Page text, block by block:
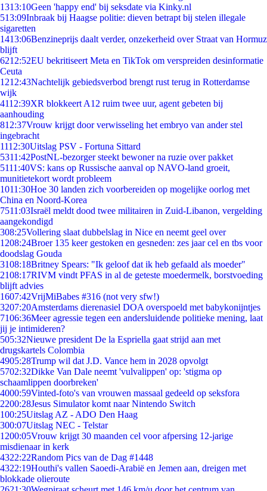
1313:10Geen 'happy end' bij seksdate via Kinky.nl
513:09Inbraak bij Haagse politie: dieven betrapt bij stelen illegale
sigaretten
1413:06Benzineprijs daalt verder, onzekerheid over Straat van Hormuz
blijft
6212:52EU bekritiseert Meta en TikTok om verspreiden desinformatie
Ceuta
1212:43Nachtelijk gebiedsverbod brengt rust terug in Rotterdamse
wijk
4112:39XR blokkeert A12 ruim twee uur, agent gebeten bij
aanhouding
812:37Vrouw krijgt door verwisseling het embryo van ander stel
ingebracht
1112:30Uitslag PSV - Fortuna Sittard
5311:42PostNL-bezorger steekt bewoner na ruzie over pakket
5111:40VS: kans op Russische aanval op NAVO-land groeit,
munitietekort wordt probleem
1011:30Hoe 30 landen zich voorbereiden op mogelijke oorlog met
China en Noord-Korea
7511:03Israël meldt dood twee militairen in Zuid-Libanon, vergelding
aangekondigd
308:25Vollering slaat dubbelslag in Nice en neemt geel over
1208:24Broer 135 keer gestoken en gesneden: zes jaar cel en tbs voor
doodslag Gouda
3108:18Britney Spears: "Ik geloof dat ik heb gefaald als moeder"
2108:17RIVM vindt PFAS in al de geteste moedermelk, borstvoeding
blijft advies
1607:42VrijMiBabes #316 (not very sfw!)
3207:20Amsterdams dierenasiel DOA overspoeld met babykonijntjes
7106:36Meer agressie tegen een andersluidende politieke mening, laat
jij je intimideren?
505:32Nieuwe president De la Espriella gaat strijd aan met
drugskartels Colombia
4905:28Trump wil dat J.D. Vance hem in 2028 opvolgt
5702:32Dikke Van Dale neemt 'vulvalippen' op: 'stigma op
schaamlippen doorbreken'
4000:59Vinted-foto's van vrouwen massaal gedeeld op seksfora
2200:28Jesus Simulator komt naar Nintendo Switch
100:25Uitslag AZ - ADO Den Haag
300:07Uitslag NEC - Telstar
1200:05Vrouw krijgt 30 maanden cel voor afpersing 12-jarige
misdienaar in kerk
4322:22Random Pics van de Dag #1448
4322:19Houthi's vallen Saoedi-Arabië en Jemen aan, dreigen met
blokkade olieroute